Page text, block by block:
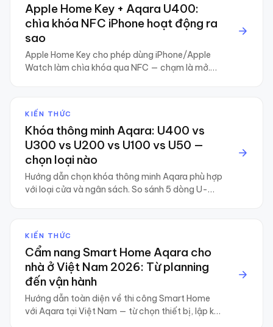
Apple Home Key + Aqara U400:
chìa khóa NFC iPhone hoạt động ra
sao
Apple Home Key cho phép dùng iPhone/Apple
Watch làm chìa khóa qua NFC — chạm là mở.
U400.
KIẾN THỨC
Khóa thông minh Aqara: U400 vs
U300 vs U200 vs U100 vs U50 —
chọn loại nào
Hướng dẫn chọn khóa thông minh Aqara phù hợp
với loại cửa và ngân sách. So sánh 5 dòng U-
KIẾN THỨC
Cẩm nang Smart Home Aqara cho
nhà ở Việt Nam 2026: Từ planning
đến vận hành
Hướng dẫn toàn diện về thi công Smart Home
với Aqara tại Việt Nam — từ chọn thiết bị, lập kế